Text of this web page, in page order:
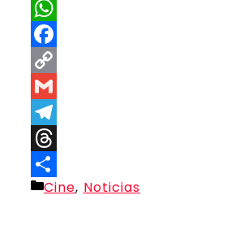
X
WhatsApp
Facebook
Copy
Link
Gmail
Telegram
Threads
Compartir
Categorías
Cine, Noticias